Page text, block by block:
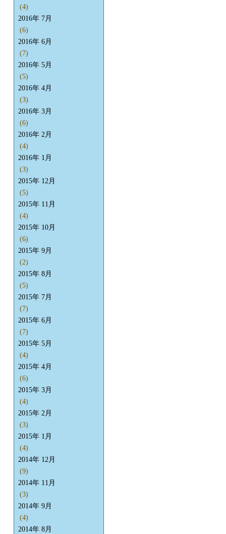
(4)
2016年 7月
(6)
2016年 6月
(7)
2016年 5月
(5)
2016年 4月
(3)
2016年 3月
(6)
2016年 2月
(4)
2016年 1月
(3)
2015年 12月
(5)
2015年 11月
(4)
2015年 10月
(6)
2015年 9月
(2)
2015年 8月
(5)
2015年 7月
(7)
2015年 6月
(7)
2015年 5月
(4)
2015年 4月
(6)
2015年 3月
(4)
2015年 2月
(3)
2015年 1月
(4)
2014年 12月
(9)
2014年 11月
(3)
2014年 9月
(4)
2014年 8月